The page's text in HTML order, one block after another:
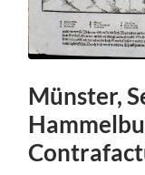
Münster,